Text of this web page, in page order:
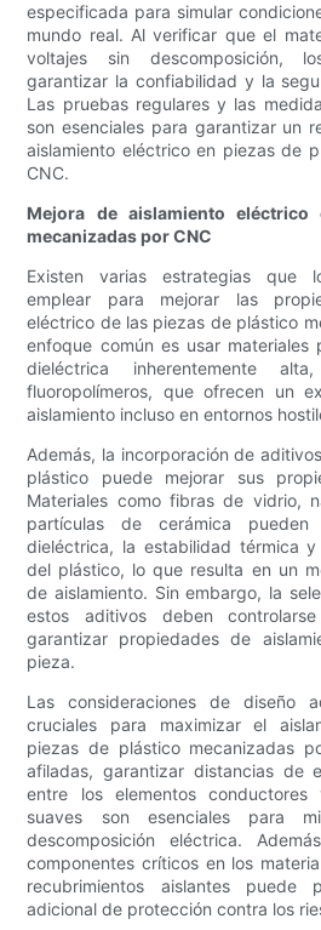
especificada para simular
mundo real. Al verificar que el
voltajes sin descomposición,
garantizar la confiabilidad y la
Las pruebas regulares y las
son esenciales para garantizar un
aislamiento eléctrico en piezas de
CNC.
Mejora de aislamiento
mecanizadas por CNC
Existen varias estrategias que
emplear para mejorar las
eléctrico de las piezas de plástico
enfoque común es usar materiales
dieléctrica inherentemente
fluoropolímeros, que ofrecen un
aislamiento incluso en entornos
Además, la incorporación de
plástico puede mejorar sus
Materiales como fibras de vidrio,
partículas de cerámica pueden
dieléctrica, la estabilidad térmica
del plástico, lo que resulta en un
de aislamiento. Sin embargo, la
estos aditivos deben
garantizar propiedades de
pieza.
Las consideraciones de diseño
cruciales para maximizar el
piezas de plástico mecanizadas
afiladas, garantizar distancias de
entre los elementos conductores
suaves son esenciales para
descomposición eléctrica.
componentes críticos en los
recubrimientos aislantes puede
adicional de protección contra los